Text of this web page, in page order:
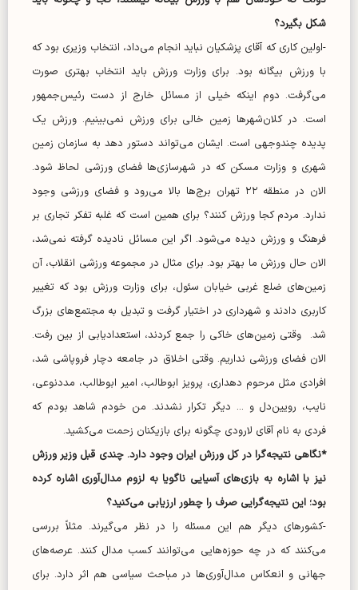
شکل بگیرد؟
-اولین کاری که آقای پزشکیان نباید انجام می‌داد، انتخاب وزیری بود که
با ورزش بیگانه بود. برای وزارت ورزش باید انتخاب بهتری صورت
می‌گرفت. دوم اینکه خیلی از مسائل خارج از دست رئیس‌جمهور
است. در کلان‌شهر‌ها زمین خالی برای ورزش نمی‌بینیم. ورزش یک
پدیده چندوجهی است. ایشان می‌تواند دستور دهد به سازمان زمین
شهری و وزارت مسکن که در شهرسازی‌ها فضای ورزشی لحاظ شود.
الان در منطقه ۲۲ تهران برج‌ها بالا می‌رود و فضای ورزشی وجود
ندارد. مردم کجا ورزش کنند؟ برای همین است که غلبه تفکر تجاری بر
فرهنگ و ورزش دیده می‌شود. اگر این مسائل نادیده گرفته نمی‌شد،
الان حال ورزش ما بهتر بود. برای مثال در مجموعه ورزشی انقلاب، آن
زمین‌های ضلع غربی خیابان سئول، برای وزارت ورزش بود که تغییر
کاربری دادند و شهرداری در اختیار گرفت و تبدیل به مجتمع‌های بزرگ
شد. وقتی زمین‌های خاکی را جمع کردند، استعدادیابی از بین رفت.
الان فضای ورزشی نداریم. وقتی اخلاق در جامعه دچار فروپاشی شد،
افرادی مثل مرحوم دهداری، پرویز ابوطالب، امیر ابوطالب، مددنوعی،
نایب، رویین‌دل و ... دیگر تکرار نشدند. من خودم شاهد بودم که
فردی به نام آقای لارودی چگونه برای بازیکنان زحمت می‌کشید.
*نگاهی نتیجه‌گرا در کل ورزش ایران وجود دارد. چندی قبل وزیر ورزش
نیز با اشاره به بازی‌های آسیایی ناگویا به لزوم مدال‌آوری اشاره کرده
بود؛ این نتیجه‌گرایی صرف را چطور ارزیابی می‌کنید؟
-کشور‌های دیگر هم این مسئله را در نظر می‌گیرند. مثلاً بررسی
می‌کنند که در چه حوزه‌هایی می‌توانند کسب مدال کنند. عرصه‌های
جهانی و انعکاس مدال‌آوری‌ها در مباحث سیاسی هم اثر دارد. برای